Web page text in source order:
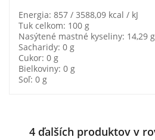
Energia: 857 / 3588,09 kcal / kJ
Tuk celkom: 100 g
Nasýtené mastné kyseliny: 14,29 g
Sacharidy: 0 g
Cukor: 0 g
Bielkoviny: 0 g
Soľ: 0 g
4 ďalších produktov v